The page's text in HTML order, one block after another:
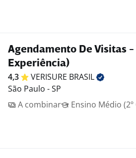
Agendamento De Visitas -
Experiência)
4,3 VERISURE BRASIL
São Paulo - SP
A combinar
Ensino Médio (2º